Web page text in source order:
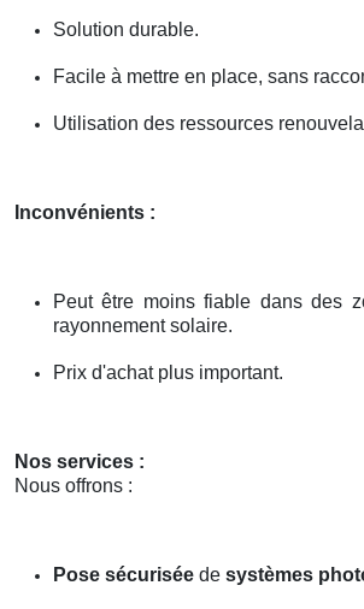
Solution durable.
Facile à mettre en place, sans
Utilisation des ressources
Inconvénients :
Peut être moins fiable dans des
rayonnement solaire.
Prix d'achat plus important.
Nos services :
Nous offrons :
Pose sécurisée de systèmes